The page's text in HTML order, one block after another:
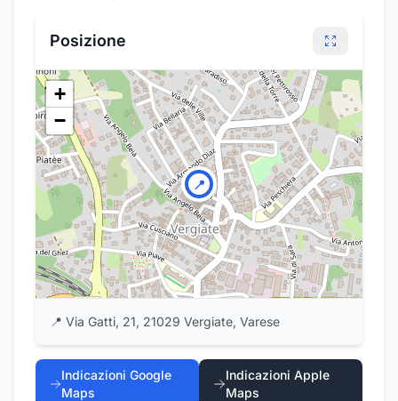
Posizione
📍
+
−
📍 Via Gatti, 21, 21029 Vergiate, Varese
Indicazioni Google
Maps
Indicazioni Apple
Maps